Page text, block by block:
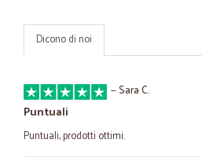
Dicono di noi
—Sara C.
Puntuali
Puntuali, prodotti ottimi.